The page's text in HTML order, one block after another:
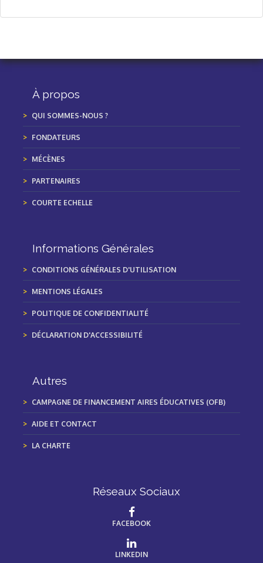
À propos
QUI SOMMES-NOUS ?
FONDATEURS
MÉCÈNES
PARTENAIRES
COURTE ECHELLE
Informations Générales
CONDITIONS GÉNÉRALES D'UTILISATION
MENTIONS LÉGALES
POLITIQUE DE CONFIDENTIALITÉ
DÉCLARATION D'ACCESSIBILITÉ
Autres
CAMPAGNE DE FINANCEMENT AIRES ÉDUCATIVES (OFB)
AIDE ET CONTACT
LA CHARTE
Réseaux Sociaux
FACEBOOK
LINKEDIN